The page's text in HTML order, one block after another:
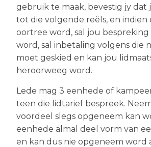
gebruik te maak, bevestig jy dat
tot die volgende reëls, en indien
oortree word, sal jou
word, sal inbetaling volgens die
moet geskied en kan jou
heroorweeg word.
Lede mag 3 eenhede of
teen die lidtarief bespreek.
voordeel slegs opgeneem kan
eenhede almal deel vorm van
en kan dus nie opgeneem word